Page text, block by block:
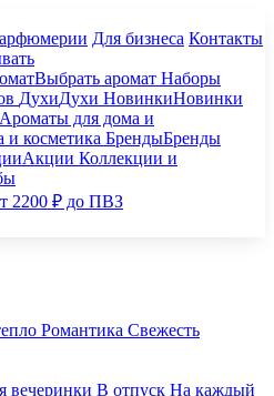
Для бизнеса Контакты
Выбрать аромат Наборы
ДухиДухи НовинкиНовинки
Ароматы для дома и
косметика БрендыБренды
Акции Коллекции и
2200 ₽ до ПВЗ
Романтика Свежесть
вечеринки В отпуск На каждый